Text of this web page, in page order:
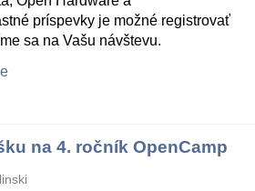
príspevky je možné registrovať
sa na Vašu návštevu.
na 4. ročník OpenCamp